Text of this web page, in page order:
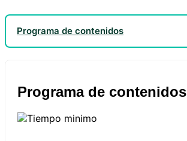
Programa de contenidos
Programa de contenidos